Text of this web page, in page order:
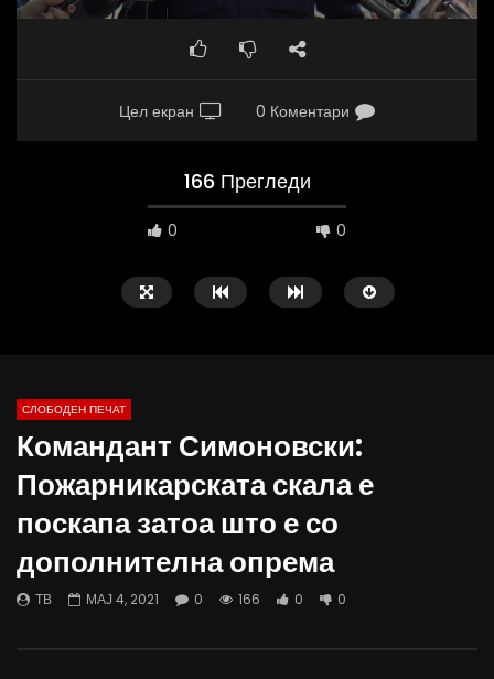
Цел екран 0 Коментари
166 Прегледи
0 0
07.08.2026
АВГУСТ 7, 2026
0
1.5K 16 0
06.08.2026
СЛОБОДЕН ПЕЧАТ
Командант Симоновски:
Пожарникарската скала е
поскапа затоа што е со
дополнителна опрема
ТВ МАЈ 4, 2021 0 166 0 0